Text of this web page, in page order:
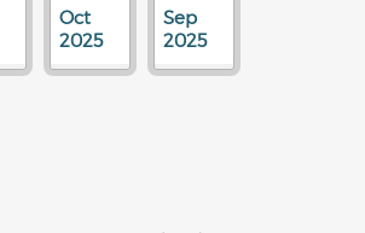
Oct
2025
Sep
2025